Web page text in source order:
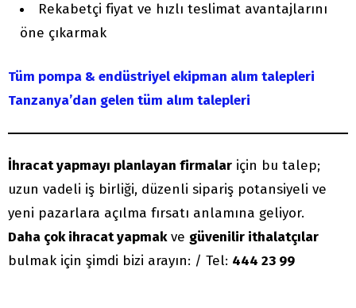
Rekabetçi fiyat ve hızlı teslimat avantajlarını
öne çıkarmak
Tüm pompa & endüstriyel ekipman alım talepleri
Tanzanya’dan gelen tüm alım talepleri
İhracat yapmayı planlayan firmalar için bu talep;
uzun vadeli iş birliği, düzenli sipariş potansiyeli ve
yeni pazarlara açılma fırsatı anlamına geliyor.
Daha çok ihracat yapmakve güvenilir ithalatçılar
bulmak için şimdi bizi arayın: / Tel: 444 23 99